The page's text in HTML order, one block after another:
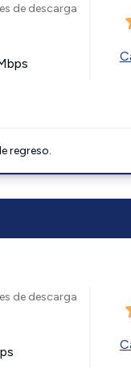
de descarga
regreso.
de descarga